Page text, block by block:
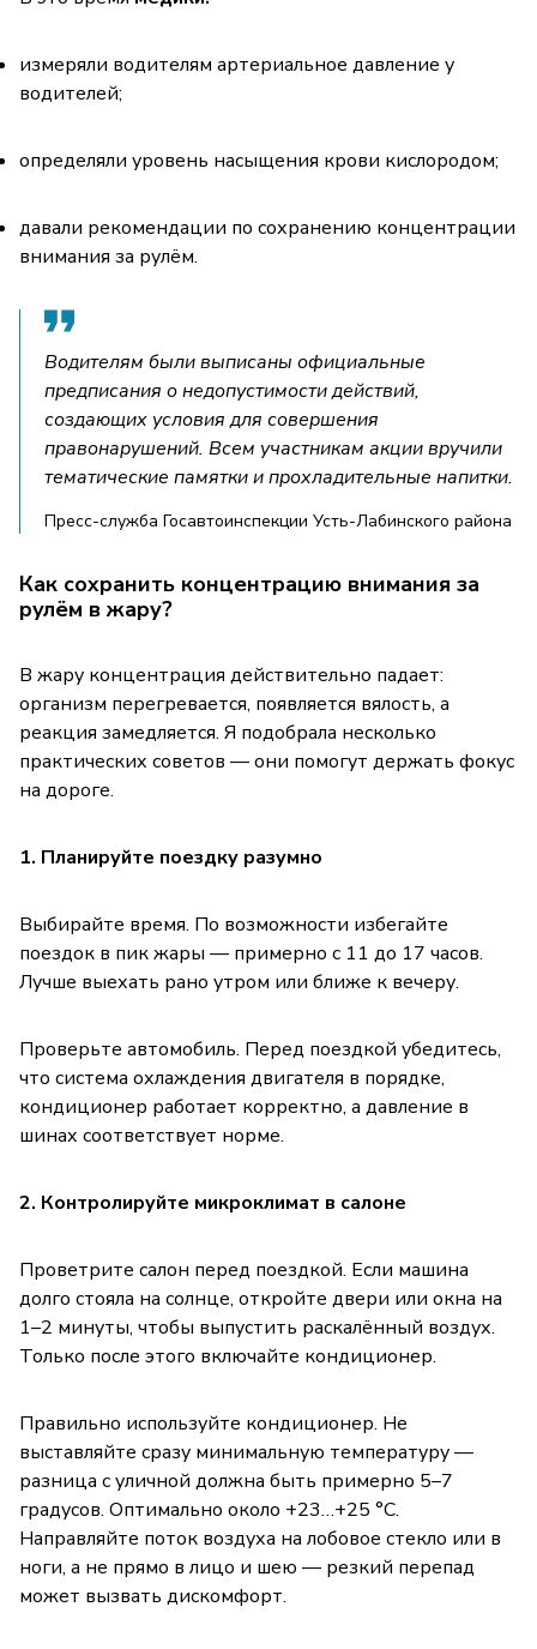
измеряли водителям артериальное давление у
водителей;
определяли уровень насыщения крови кислородом;
давали рекомендации по сохранению концентрации
внимания за рулём.
Водителям были выписаны официальные
предписания о недопустимости действий,
создающих условия для совершения
правонарушений. Всем участникам акции вручили
тематические памятки и прохладительные напитки.
Пресс-служба Госавтоинспекции Усть-Лабинского района
Как сохранить концентрацию внимания за
рулём в жару?
В жару концентрация действительно падает:
организм перегревается, появляется вялость, а
реакция замедляется. Я подобрала несколько
практических советов — они помогут держать фокус
на дороге.
1. Планируйте поездку разумно
Выбирайте время. По возможности избегайте
поездок в пик жары — примерно с 11 до 17 часов.
Лучше выехать рано утром или ближе к вечеру.
Проверьте автомобиль. Перед поездкой убедитесь,
что система охлаждения двигателя в порядке,
кондиционер работает корректно, а давление в
шинах соответствует норме.
2. Контролируйте микроклимат в салоне
Проветрите салон перед поездкой. Если машина
долго стояла на солнце, откройте двери или окна на
1–2 минуты, чтобы выпустить раскалённый воздух.
Только после этого включайте кондиционер.
Правильно используйте кондиционер. Не
выставляйте сразу минимальную температуру —
разница с уличной должна быть примерно 5–7
градусов. Оптимально около +23…+25 °C.
Направляйте поток воздуха на лобовое стекло или в
ноги, а не прямо в лицо и шею — резкий перепад
может вызвать дискомфорт.